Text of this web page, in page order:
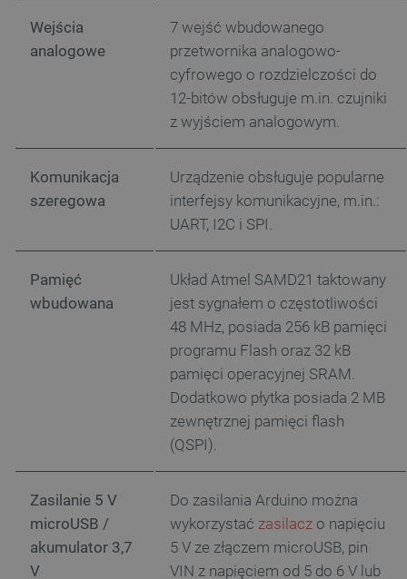
Wejścia
analogowe
7 wejść wbudowanego
przetwornika analogowo-
cyfrowego o rozdzielczości do
12-bitów obsługuje m.in. czujniki
z wyjściem analogowym.
Komunikacja
szeregowa
Urządzenie obsługuje popularne
interfejsy komunikacyjne, m.in.:
UART, I2C i SPI.
Pamięć
wbudowana
Układ Atmel SAMD21 taktowany
jest sygnałem o częstotliwości
48 MHz, posiada 256 kB pamięci
programu Flash oraz 32 kB
pamięci operacyjnej SRAM.
Dodatkowo płytka posiada 2 MB
zewnętrznej pamięci flash
(QSPI).
Zasilanie 5 V
microUSB /
akumulator 3,7
V
Do zasilania Arduino można
wykorzystać zasilacz o napięciu
5 V ze złączem microUSB, pin
VIN z napięciem od 5 do 6 V lub